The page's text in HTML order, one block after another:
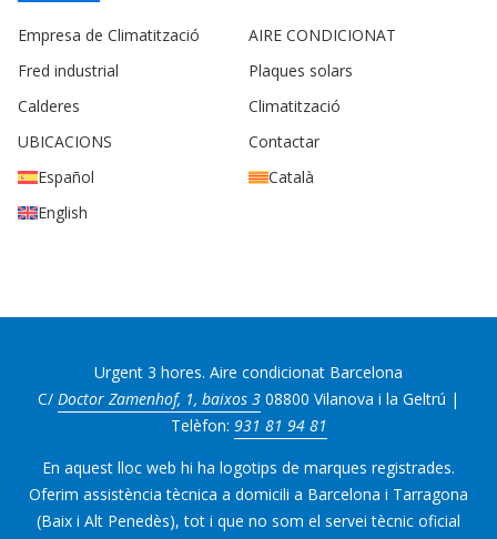
Empresa de Climatització
AIRE CONDICIONAT
Fred industrial
Plaques solars
Calderes
Climatització
UBICACIONS
Contactar
Español
Català
English
Urgent 3 hores. Aire condicionat Barcelona
C/ Doctor Zamenhof, 1, baixos 3 08800 Vilanova i la Geltrú |
Telèfon: 931 81 94 81
En aquest lloc web hi ha logotips de marques registrades.
Oferim assistència tècnica a domicili a Barcelona i Tarragona
(Baix i Alt Penedès), tot i que no som el servei tècnic oficial